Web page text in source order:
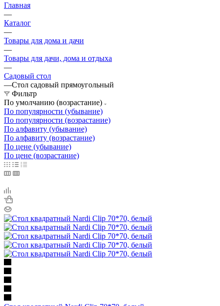
Главная
—
Каталог
—
Товары для дома и дачи
—
Товары для дачи, дома и отдыха
—
Садовый стол
—Стол садовый прямоугольный
Фильтр
По умолчанию (возрастание)
По популярности (убывание)
По популярности (возрастание)
По алфавиту (убывание)
По алфавиту (возрастание)
По цене (убывание)
По цене (возрастание)